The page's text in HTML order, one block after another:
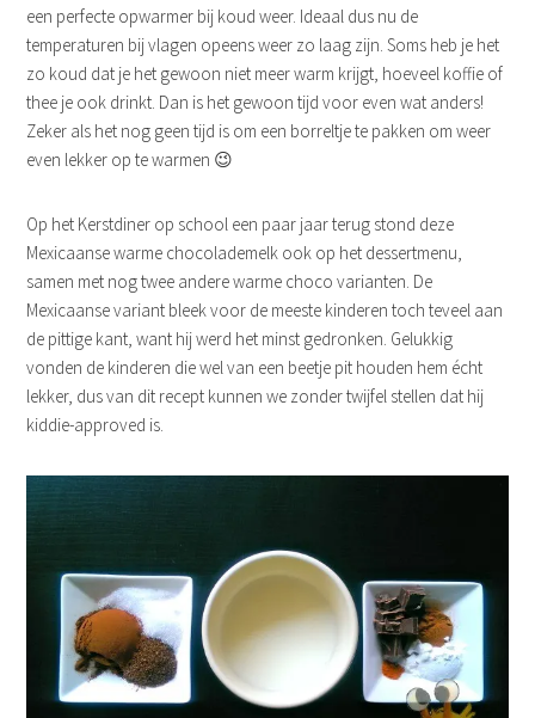
een perfecte opwarmer bij koud weer. Ideaal dus nu de
temperaturen bij vlagen opeens weer zo laag zijn. Soms heb je het
zo koud dat je het gewoon niet meer warm krijgt, hoeveel koffie of
thee je ook drinkt. Dan is het gewoon tijd voor even wat anders!
Zeker als het nog geen tijd is om een borreltje te pakken om weer
even lekker op te warmen 😉
Op het Kerstdiner op school een paar jaar terug stond deze
Mexicaanse warme chocolademelk ook op het dessertmenu,
samen met nog twee andere warme choco varianten. De
Mexicaanse variant bleek voor de meeste kinderen toch teveel aan
de pittige kant, want hij werd het minst gedronken. Gelukkig
vonden de kinderen die wel van een beetje pit houden hem écht
lekker, dus van dit recept kunnen we zonder twijfel stellen dat hij
kiddie-approved is.